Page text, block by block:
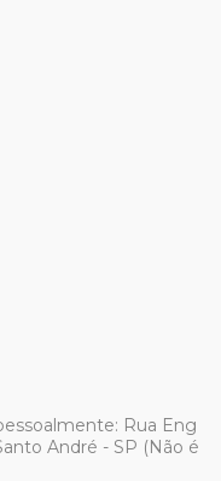
Rua Eng
André - SP (Não é